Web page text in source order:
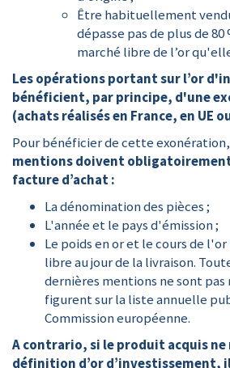
Être habituellement
dépasse pas de plus de
marché libre de l’or
Les opérations portant sur l’or
bénéficient, par principe, d'une
(achats réalisés en France, en UE
Pour bénéficier de cette exonération,
mentions doivent
facture d’achat :
La dénomination des pièces ;
L'année et le pays d'émission ;
Le poids en or et le cours de
libre au jour de la livraison.
dernières mentions ne sont pas
figurent sur la liste annuelle
Commission européenne.
A contrario, si le produit acquis ne
définition d’or d’investissement,